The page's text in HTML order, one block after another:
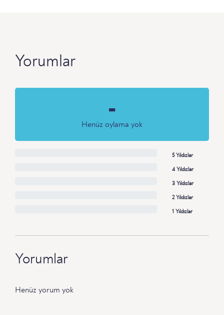
Yorumlar
-
Henüz oylama yok
5 Yıldızlar
4 Yıldızlar
3 Yıldızlar
2 Yıldızlar
1 Yıldızlar
Yorumlar
Henüz yorum yok